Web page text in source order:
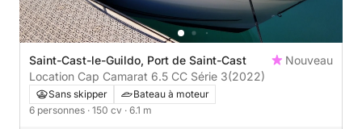
Saint-Cast-le-Guildo, Port de Saint-Cast
Nouveau
Location Cap Camarat 6.5 CC Série 3(2022)
Sans skipper
Bateau à moteur
6 personnes · 150 cv · 6.1 m